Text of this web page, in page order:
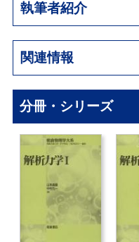
執筆者紹介
関連情報
分冊・シリーズ